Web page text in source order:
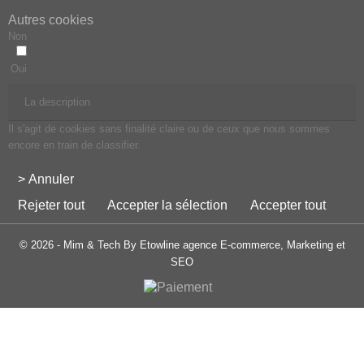
Autres cookies
Non
Oui
La description
Il s'agit de cookies sans finalité claire ou de ceux que nous sommes
encore en train de classifier.
> Annuler
Rejeter tout
Accepter la sélection Accepter tout
© 2026 - Mim & Tech By Etowline agence E-commerce, Marketing et
SEO